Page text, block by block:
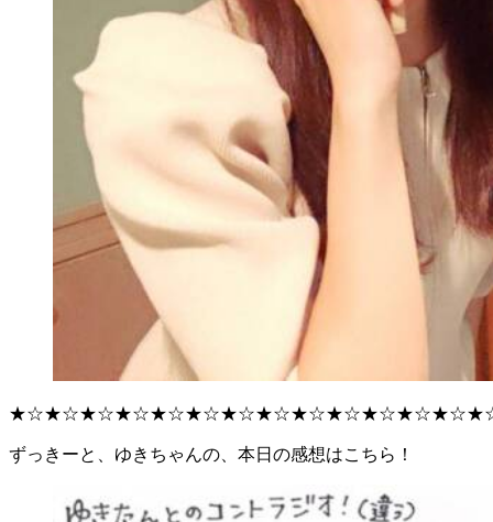
ずっきーと、ゆきちゃんの、本日の感想はこちら！